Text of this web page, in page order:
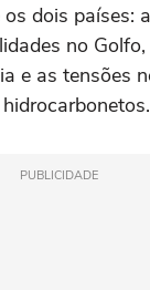
dois países:
no
e as tensões
PUBLICIDADE